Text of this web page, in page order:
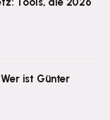
ist Günter